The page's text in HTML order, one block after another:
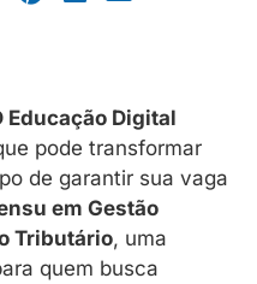
Educação Digital
pode transformar
de garantir sua vaga
em Gestão
Tributário, uma
quem busca